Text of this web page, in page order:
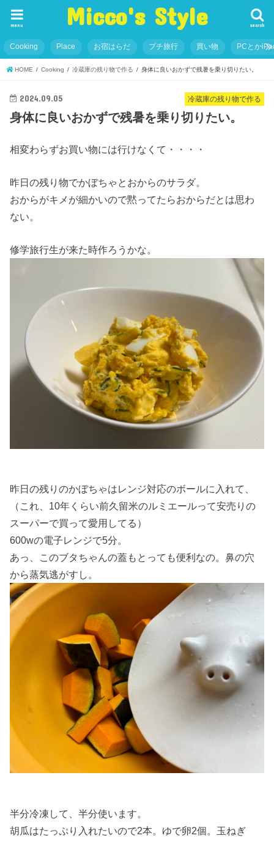
Micco's Style search
menu
Cooking Place お宿はらだ プチ旅行 買い物 PCとか
HOME Cooking 冷蔵庫の残り物で作る 身体に良いおかずで残暑を乗り切りたい。
冷蔵庫の残り物で作る
2024.09.05
身体に良いおかずで残暑を乗り切りたい。
相変わらずお買い物には行けなくて・・・・
昨日の残り物でかぼちゃとおからのサラダ。
おからがキメが細かいので黙ってたらおからだとは思わ
ない。
修学旅行生が来た時作ろうかな。
昨日の残りのかぼちゃはレンジ対応のボールに入れて、
（これ、10年くらい前久留米のルミエールって安売りの
スーパーで買って愛用してる）
600wの電子レンジで5分。
あっ、このブタちゃんの蓋もとっても便利なの。鼻の穴
から蒸気逃がすし。
半分冷凍して、半分使います。
胡瓜はたっぷり入れたいので2本。ゆで卵2個。玉ねぎ